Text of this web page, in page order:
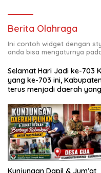
Berita Olahraga
Ini contoh widget dengan
anda bisa mengaturnya
Selamat Hari Jadi ke-703
yang ke-703 ini,
terus menjadi daerah
dan kolaborasi yang
mewujudkan
Kabupaten Pati ke-703.
Facebook
Kunjungan Dapil & Jum’at